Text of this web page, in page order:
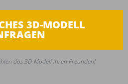
3D-MODELL
das 3D-Modell ihren Freunden!